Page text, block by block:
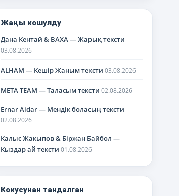
Жаңы кошулду
Дана Кентай & BAXA — Жарық тексти
03.08.2026
ALHAM — Кешір Жаным тексти 03.08.2026
META TEAM — Таласым тексти 02.08.2026
Ernar Aidar — Мендік боласың тексти
02.08.2026
Калыс Жакыпов & Біржан Байбол —
Кыздар ай тексти 01.08.2026
Кокусунан тандалган